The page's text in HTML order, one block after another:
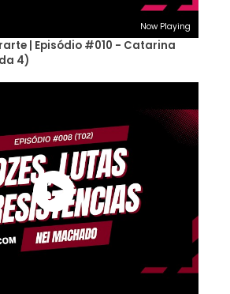
Now Playing
| Episódio #010 - Catarina
4)